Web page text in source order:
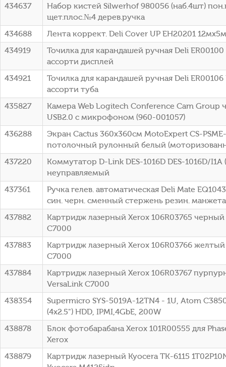
434637
Набор кистей Silwerhof 980056 (наб.4шт)
щет.плос.№4 дерев.ручка
434688
Лента коррект. Deli Cover UP EH20201
434919
Точилка для карандашей ручная Deli
ассорти дисплей
434921
Точилка для карандашей ручная Deli ER00106
ассорти туба
435827
Камера Web Logitech Conference Cam Group
USB2.0 с микрофоном (960-001057)
436288
Экран Cactus 360x360см MotoExpert CS-
потолочный рулонный белый
437220
Коммутатор D-Link DES-1016D DES-1016D/
неуправляемый
437361
Ручка гелев. автоматическая Deli Mate
син. черн. сменный стержень резин. манжета
437882
Картридж лазерный Xerox 106R03765 черный
C7000
437883
Картридж лазерный Xerox 106R03766 желтый
C7000
437884
Картридж лазерный Xerox 106R03767
VersaLink C7000
438354
Supermicro SYS-5019A-12TN4 - 1U, Atom
(4x2.5") HDD, IPMI,4GbE, 200W
438878
Блок фотобарабана Xerox 101R00555 для
Xerox
438879
Картридж лазерный Kyocera TK-6115